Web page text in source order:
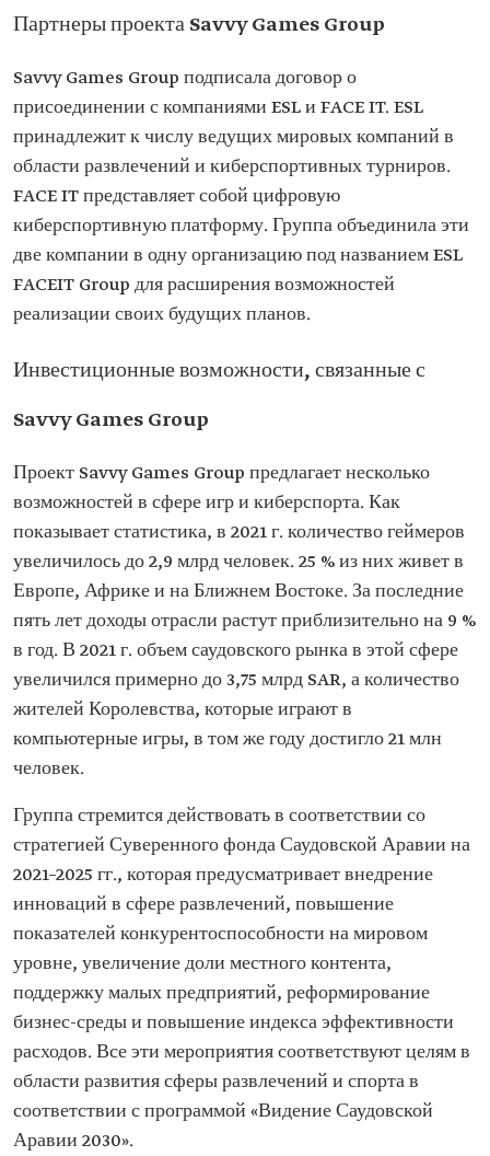
Партнеры проекта Savvy Games Group
Savvy Games Group подписала договор о
присоединении с компаниями ESL и FACE IT. ESL
принадлежит к числу ведущих мировых компаний в
области развлечений и киберспортивных турниров.
FACE IT представляет собой цифровую
киберспортивную платформу. Группа объединила эти
две компании в одну организацию под названием ESL
FACEIT Group для расширения возможностей
реализации своих будущих планов.
Инвестиционные возможности, связанные с
Savvy Games Group
Проект Savvy Games Group предлагает несколько
возможностей в сфере игр и киберспорта. Как
показывает статистика, в 2021 г. количество геймеров
увеличилось до 2,9 млрд человек. 25 % из них живет в
Европе, Африке и на Ближнем Востоке. За последние
пять лет доходы отрасли растут приблизительно на 9 %
в год. В 2021 г. объем саудовского рынка в этой сфере
увеличился примерно до 3,75 млрд SAR, а количество
жителей Королевства, которые играют в
компьютерные игры, в том же году достигло 21 млн
человек.
Группа стремится действовать в соответствии со
стратегией Суверенного фонда Саудовской Аравии на
2021–2025 гг., которая предусматривает внедрение
инноваций в сфере развлечений, повышение
показателей конкурентоспособности на мировом
уровне, увеличение доли местного контента,
поддержку малых предприятий, реформирование
бизнес-среды и повышение индекса эффективности
расходов. Все эти мероприятия соответствуют целям в
области развития сферы развлечений и спорта в
соответствии с программой «Видение Саудовской
Аравии 2030».